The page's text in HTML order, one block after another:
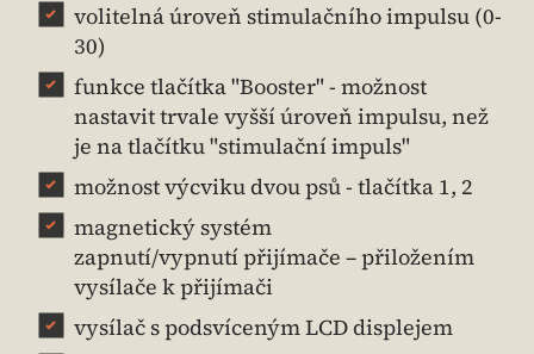
volitelná úroveň stimulačního impulsu (0-
30)
funkce tlačítka "Booster" - možnost
nastavit trvale vyšší úroveň impulsu, než
je na tlačítku "stimulační impuls"
možnost výcviku dvou psů - tlačítka 1, 2
magnetický systém
zapnutí/vypnutí přijímače – přiložením
vysílače k přijímači
vysílač s podsvíceným LCD displejem